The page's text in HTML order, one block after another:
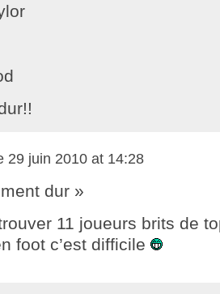
29 juin 2010 at 14:28
dur »
11 joueurs brits de
foot c’est difficile